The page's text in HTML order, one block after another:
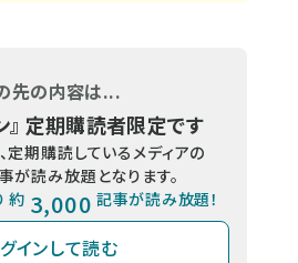
先の内容は...
』 定期購読者限定です
定期購読しているメディアの
が読み放題となります。
約 3,000 記事が読み放題！
インして読む